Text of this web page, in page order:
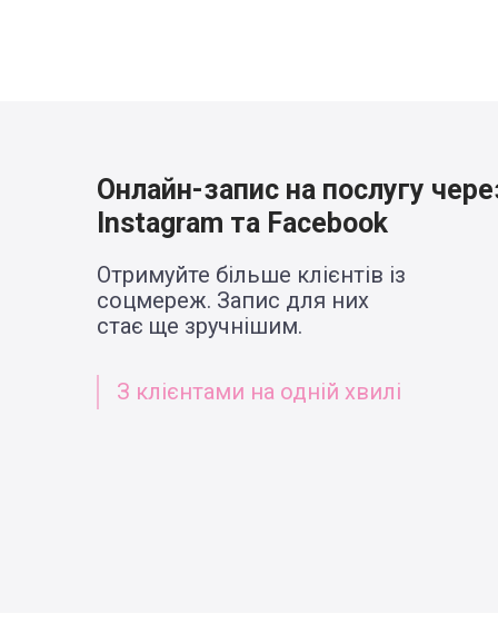
Онлайн-запис на послугу
Instagram та Facebook
Отримуйте більше клієнтів із
соцмереж. Запис для них
стає ще зручнішим.
З клієнтами на одній хвилі